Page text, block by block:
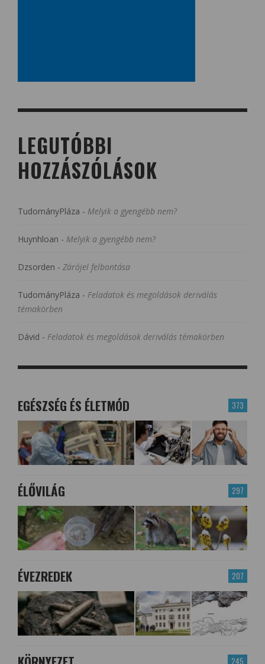
LEGUTÓBBI
HOZZÁSZÓLÁSOK
TudományPláza - Melyik a gyengébb nem?
Huynhloan - Melyik a gyengébb nem?
Dzsorden - Zárójel felbontása
TudományPláza - Feladatok és megoldások deriválás
témakörben
Dávid - Feladatok és megoldások deriválás témakörben
373
EGÉSZSÉG ÉS ÉLETMÓD
297
ÉLŐVILÁG
207
ÉVEZREDEK
245